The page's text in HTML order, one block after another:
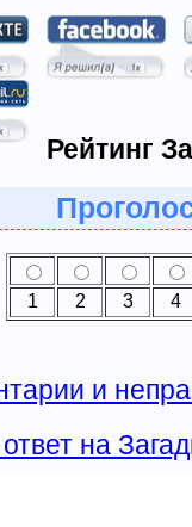
Рейтинг
1 2 3 4
и
на